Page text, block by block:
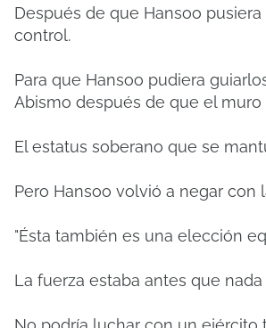
Después de que Hansoo
control.
Para que Hansoo pudiera
Abismo después de que el muro
El estatus soberano que se
Pero Hansoo volvió a negar con
"Ésta también es una elección
La fuerza estaba antes que